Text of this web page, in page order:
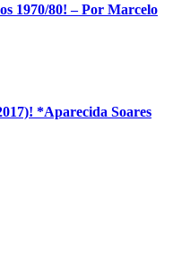
1970/80! – Por Marcelo
*Aparecida Soares